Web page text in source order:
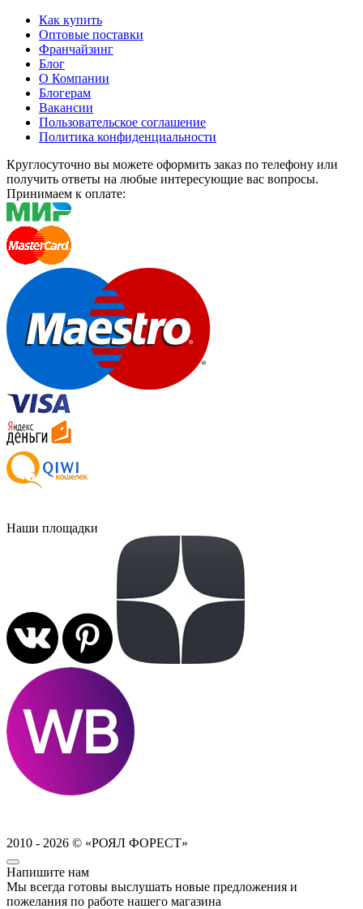
Как купить
Оптовые поставки
Франчайзинг
Блог
О Компании
Блогерам
Вакансии
Пользовательское соглашение
Политика конфиденциальности
Круглосуточно вы можете оформить заказ по телефону или
получить ответы на любые интересующие вас вопросы.
Принимаем к оплате:
Наши площадки
2010 - 2026 © «РОЯЛ ФОРЕСТ»
Напишите нам
Мы всегда готовы выслушать новые предложения и
пожелания по работе нашего магазина